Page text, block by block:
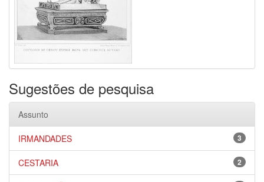
Sugestões de pesquisa
Assunto
3
IRMANDADES
2
CESTARIA